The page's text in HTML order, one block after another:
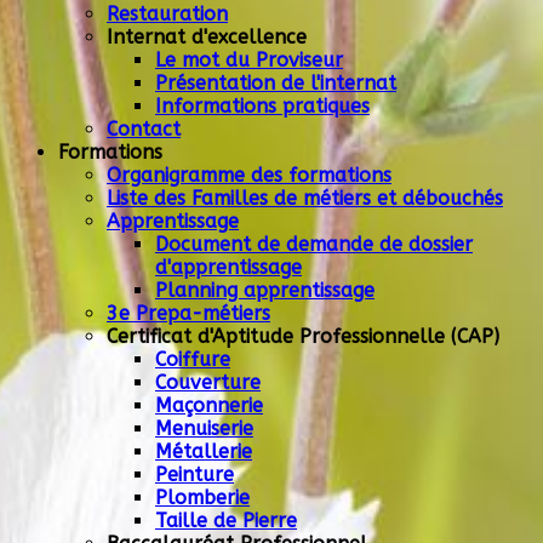
Restauration
Internat d'excellence
Le mot du Proviseur
Présentation de l'internat
Informations pratiques
Contact
Formations
Organigramme des formations
Liste des Familles de métiers et débouchés
Apprentissage
Document de demande de dossier
d'apprentissage
Planning apprentissage
3e Prepa-métiers
Certificat d'Aptitude Professionnelle (CAP)
Coiffure
Couverture
Maçonnerie
Menuiserie
Métallerie
Peinture
Plomberie
Taille de Pierre